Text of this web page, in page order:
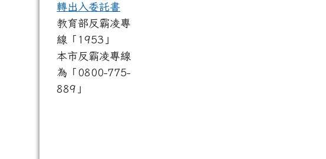
轉出入委託書
教育部反霸凌專
線「1953」
本市反霸凌專線
為「0800-775-
889」